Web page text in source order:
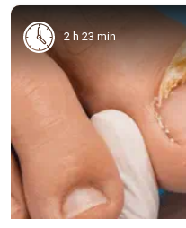
2 h 23 min